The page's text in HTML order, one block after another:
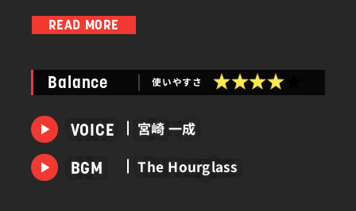
はまだまだ幼い。
物事に対しては楽観的かつ深く考えない性格で、悪
く言えば単純、良く言えば天真爛漫と言える。
しかし時には、その純朴さが事態を打開する鍵にな
ることも。
READ MORE
Balance 使いやすさ
VOICE 宮崎 一成
BGM The Hourglass